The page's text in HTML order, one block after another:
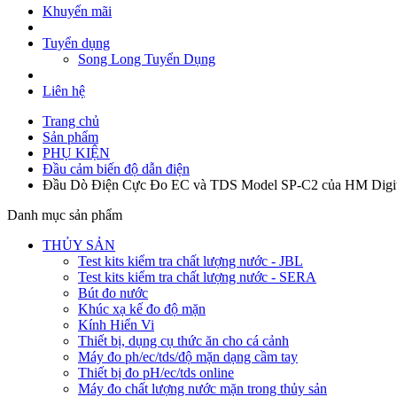
Khuyến mãi
Tuyển dụng
Song Long Tuyển Dụng
Liên hệ
Trang chủ
Sản phẩm
PHỤ KIỆN
Đầu cảm biến độ dẫn điện
Đầu Dò Điện Cực Đo EC và TDS Model SP-C2 của HM
Danh mục sản phẩm
THỦY SẢN
Test kits kiểm tra chất lượng nước - JBL
Test kits kiểm tra chất lượng nước - SERA
Bút đo nước
Khúc xạ kế đo độ mặn
Kính Hiển Vi
Thiết bị, dụng cụ thức ăn cho cá cảnh
Máy đo ph/ec/tds/độ mặn dạng cầm tay
Thiết bị đo pH/ec/tds online
Máy đo chất lượng nước mặn trong thủy sản